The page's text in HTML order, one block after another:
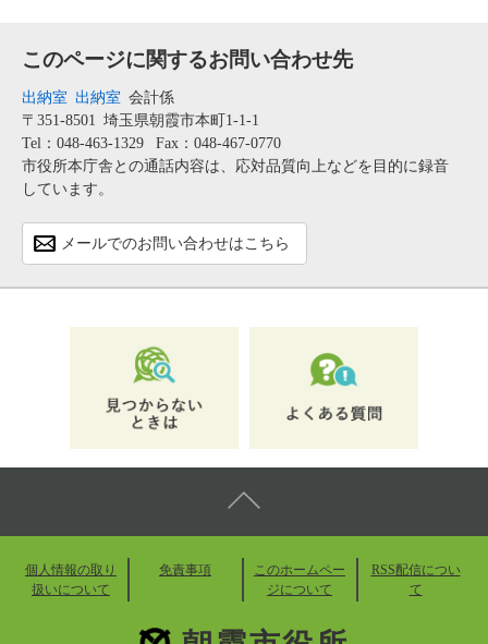
このページに関するお問い合わせ先
出納室 出納室 会計係
〒351-8501 埼玉県朝霞市本町1-1-1
Tel：048-463-1329
Fax：048-467-0770
市役所本庁舎との通話内容は、応対品質向上などを目的に録音
しています。
メールでのお問い合わせはこちら
個人情報の取り
扱いについて
免責事項
このホームペー
ジについて
RSS配信につい
て